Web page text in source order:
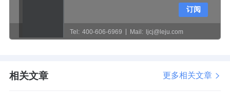
Tel: 400-606-6969 Mail: ljcj@leju.com
订阅
相关文章 更多相关文章